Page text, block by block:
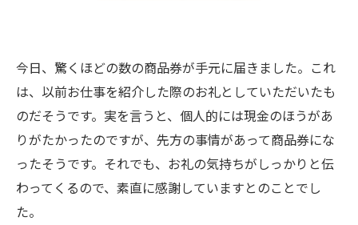
今日、驚くほどの数の商品券が手元に届きました。これ
は、以前お仕事を紹介した際のお礼としていただいたも
のだそうです。実を言うと、個人的には現金のほうがあ
りがたかったのですが、先方の事情があって商品券にな
ったそうです。それでも、お礼の気持ちがしっかりと伝
わってくるので、素直に感謝していますとのことでし
た。